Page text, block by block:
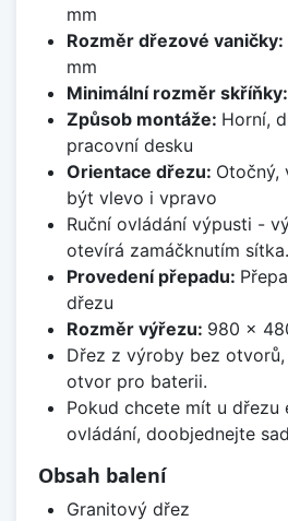
mm
Rozměr dřezové vaničky:
mm
Minimální rozměr skříňky:
Způsob montáže: Horní,
pracovní desku
Orientace dřezu: Otočný,
být vlevo i vpravo
Ruční ovládání výpusti -
otevírá zamáčknutím sítka.
Provedení přepadu:
dřezu
Rozměr výřezu: 980 x
Dřez z výroby bez
otvor pro baterii.
Pokud chcete mít u dřezu
ovládání, doobjednejte
Obsah balení
Granitový dřez